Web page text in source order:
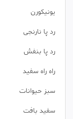
یونیکورن
رد پا نارنجی
رد پا بنفش
راه راه سفید
سبز حیوانات
سفید بافت